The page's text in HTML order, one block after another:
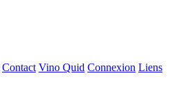
Contact Vino Quid Connexion Liens